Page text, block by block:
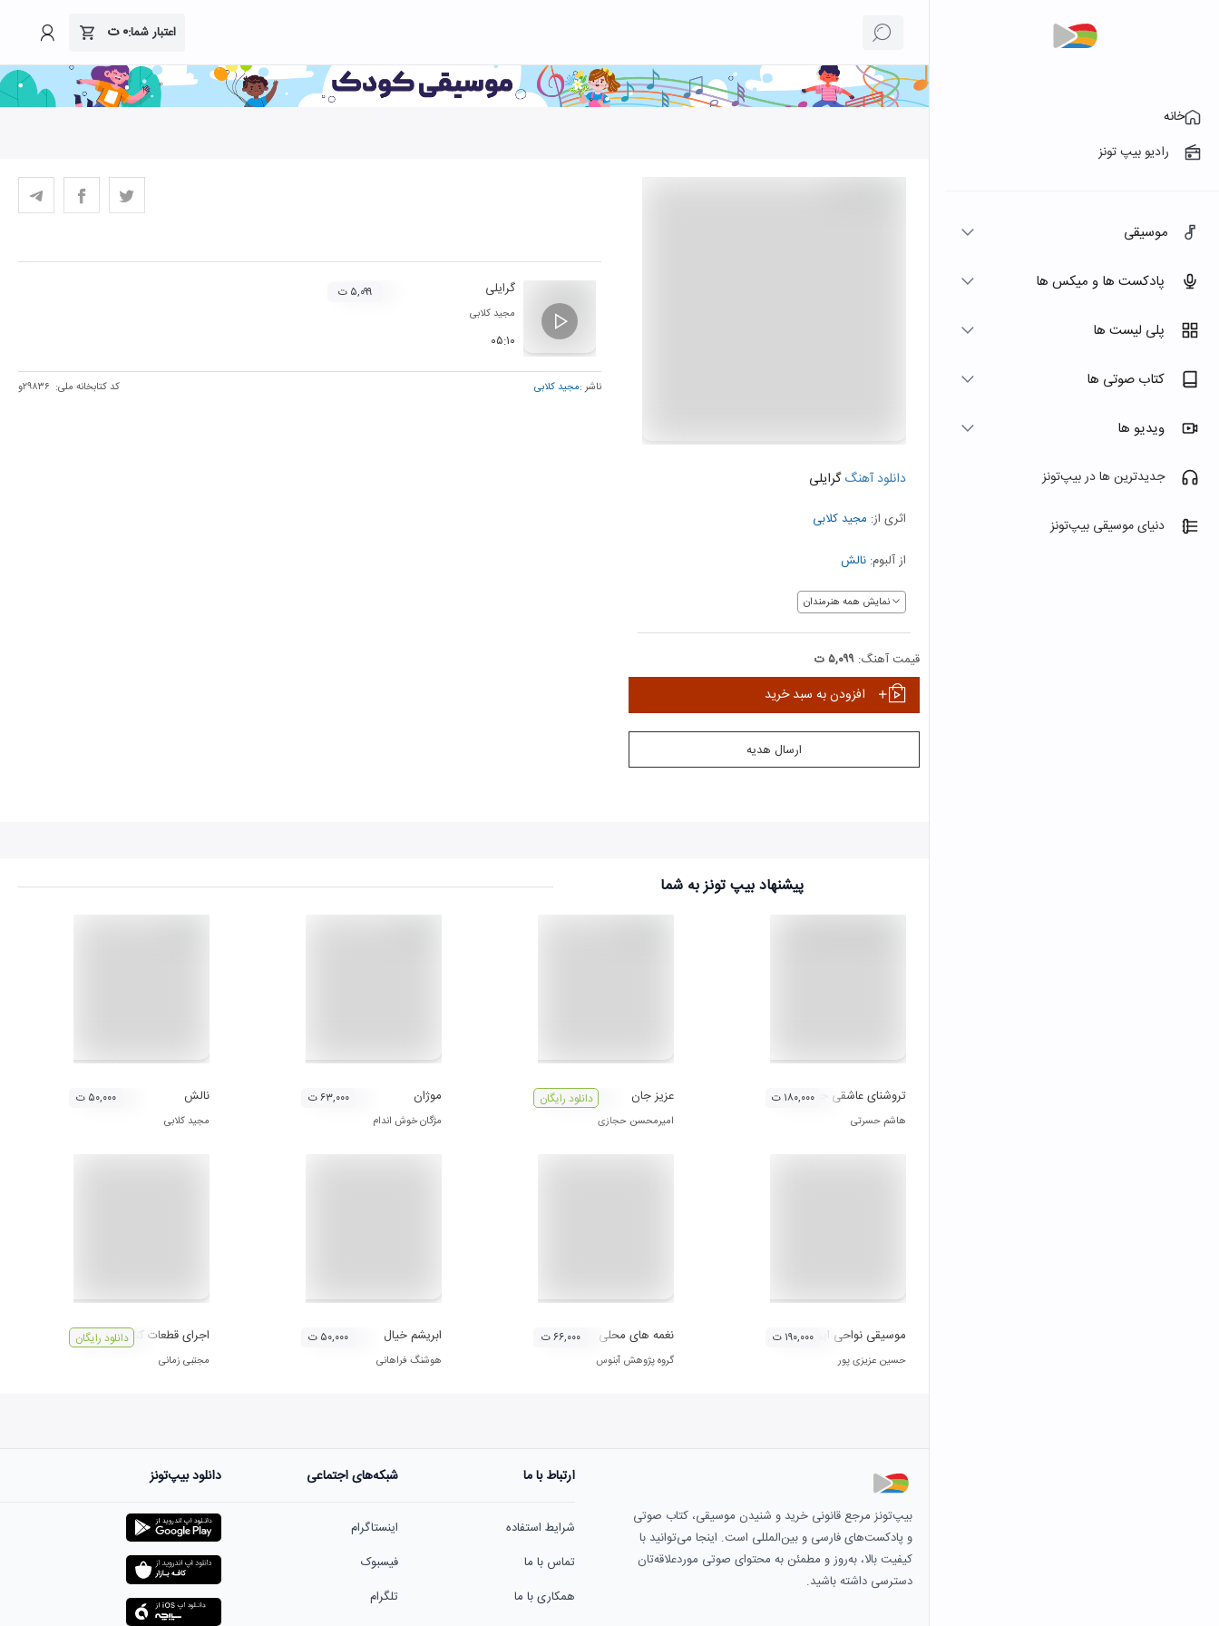
اعتبار شما:۰ت
خانه
رادیو بیپ تونز
موسیقی
پادکست ها و میکس ها
پلی لیست ها
کتاب صوتی ها
ویدیو ها
جدیدترین ها در بیپ‌تونز
دنیای موسیقی بیپ‌تونز
دانلود آهنگگرایلی
اثری از: مجید کلابی
از آلبوم: نالش
نمایش همه هنرمندان
قیمت آهنگ: ۵,۰۹۹ ت
افزودن به سبد خرید
ارسال هدیه
گرایلی
مجید کلابی
۰۵:۱۰
۵,۰۹۹ ت
ناشر :مجید کلابی کد کتابخانه ملی: ۲۹۸۳۶و
پیشنهاد بیپ تونز به شما
تروشنای عاشقی جام
هاشم حسرتی
۱۸۰,۰۰۰ ت عزیز جان
امیرمحسن حجازی
دانلود رایگان موژان
مژگان خوش اندام
۶۳,۰۰۰ ت نالش
مجید کلابی
۵۰,۰۰۰ ت
موسیقی نواحی ایران - هورک هورک - موسیقی شمال خراسان (قوچان)، روایت کرمانجی و فارسی (76)
حسین عزیزی پور
۱۹۰,۰۰۰ ت نغمه های محلی
گروه پژوهش آبنوس
۶۶,۰۰۰ ت ابریشم خیال
هوشنگ فراهانی
۵۰,۰۰۰ ت اجرای قطعات کتاب یاد و باد
مجتبی زمانی
دانلود رایگان
بیپ‌تونز مرجع قانونی خرید و شنیدن موسیقی، کتاب صوتی
و پادکست‌های فارسی و بین‌المللی است. اینجا می‌توانید با
کیفیت بالا، به‌روز و مطمئن به محتوای صوتی موردعلاقه‌تان
دسترسی داشته باشید.
ارتباط با ما
شرایط استفاده
تماس با ما
همکاری با ما
شبکه‌های اجتماعی
اینستاگرام
فیسبوک
تلگرام
دانلود بیپ‌تونز